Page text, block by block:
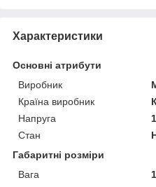
Характеристики
Основні атрибути
Виробник
Країна виробник
Напруга
Стан
Габаритні розміри
Вага